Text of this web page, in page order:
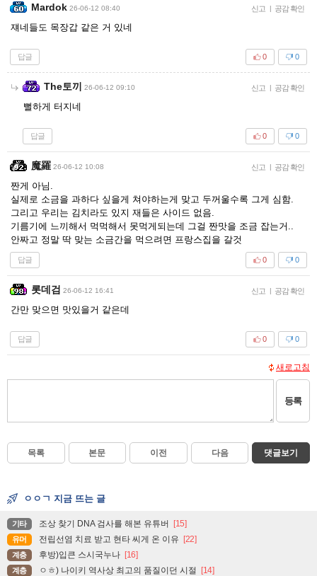
Mardok 26-06-12 08:40 신고 | 공감 확인
쟤네들도 목장갑 같은 거 있네
답글 0
0
The토끼 26-06-12 09:10 신고 | 공감 확인
뻘하게 터지네
답글 0
0
魔羅 26-06-12 10:08 신고 | 공감 확인
짠게 아님.
실제로 소금을 과하다 싶을게 쳐야하는게 맞고 두꺼울수록 그게 심함.
그리고 우리는 김치라도 있지 재들은 사이드 없음.
기름기에 느끼해서 먹먹해서 못먹게되는데 그걸 짠맛을 조금 잡는거..
안짜고 정말 딱 맞는 소금간을 먹으려면 프랑스집을 갈것
답글 0
0
롯데검 26-06-12 16:41 신고 | 공감 확인
간만 맞으면 맛있을거 같은데
답글 0
0
새로고침
등록
목록 본문 이전 다음 댓글보기
ㅇㅇㄱ 지금 뜨는 글
기타 조상 찾기 DNA 검사를 해본 유튜버 [15]
유머 전립선염 치료 받고 현타 씨게 온 이유 [22]
계층 후방)입큰 스시국누나 [16]
계층 ㅇㅎ) 나이키 역사상 최고의 품질이던 시절 [14]